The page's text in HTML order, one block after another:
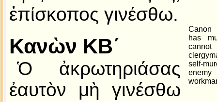
ἐπίσκοπος γινέσθω.
Κανὼν ΚΒ´
Ὁ ἀκρωτηριάσας
ἐαυτὸν μὴ γινέσθω
has
self-